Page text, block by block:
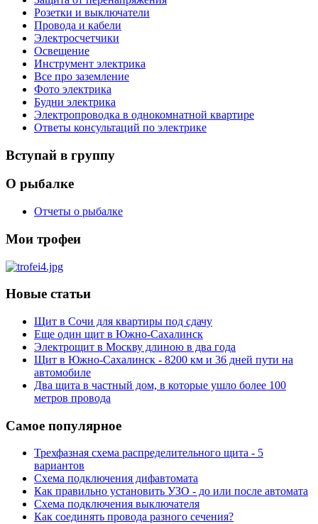
Розетки и выключатели
Провода и кабели
Электросчетчики
Освещение
Инструмент электрика
Все про заземление
Фото электрика
Будни электрика
Электропроводка в однокомнатной квартире
Ответы консультаций по электрике
Вступай в группу
О рыбалке
Отчеты о рыбалке
Мои трофеи
Новые статьи
Щит в Сочи для квартиры под сдачу
Еще один щит в Южно-Сахалинск
Электрощит в Москву длиною в два года
Щит в Южно-Сахалинск - 8200 км и 36 дней пути на
автомобиле
Два щита в частный дом, в которые ушло более 100
метров провода
Самое популярное
Трехфазная схема распределительного щита - 5
вариантов
Схема подключения дифавтомата
Как правильно установить УЗО - до или после автомата
Схема подключения выключателя
Как соединять провода разного сечения?